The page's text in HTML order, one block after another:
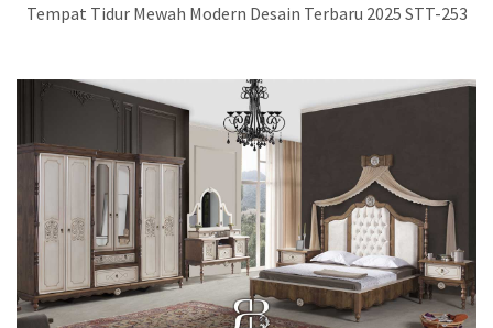
Tempat Tidur Mewah Modern Desain Terbaru 2025 STT-253